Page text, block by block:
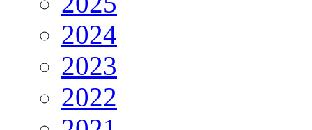
2024
2023
2022